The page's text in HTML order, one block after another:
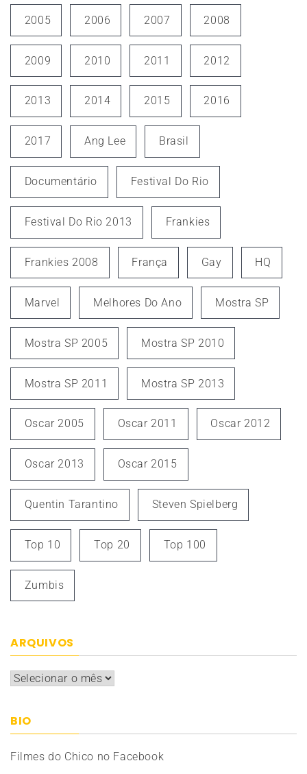
2005 2006 2007 2008
2009 2010 2011 2012
2013 2014 2015 2016
2017 Ang Lee Brasil
Documentário Festival Do Rio
Festival Do Rio 2013 Frankies
Frankies 2008 França Gay HQ
Marvel Melhores Do Ano Mostra SP
Mostra SP 2005 Mostra SP 2010
Mostra SP 2011 Mostra SP 2013
Oscar 2005 Oscar 2011 Oscar 2012
Oscar 2013 Oscar 2015
Quentin Tarantino Steven Spielberg
Top 10 Top 20 Top 100
Zumbis
ARQUIVOS
Arquivos
BIO
Filmes do Chico no Facebook